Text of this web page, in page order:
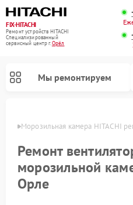
FIX-HITACHI
Ремонт устройств HITACHI
Специализированный
cервисный центр г.Орёл
Мы ремонтируем
Морозильная камера HITACHI
Ремонт
морозильной
Орле